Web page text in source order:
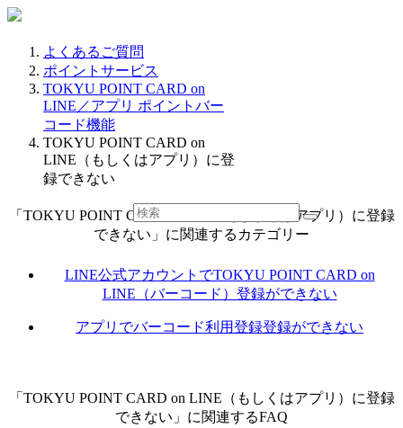
よくあるご質問
ポイントサービス
TOKYU POINT CARD on
LINE／アプリ ポイントバー
コード機能
TOKYU POINT CARD on
LINE（もしくはアプリ）に登
録できない
「TOKYU POINT CARD on LINE（もしくはアプリ）に登録
できない」に関連するカテゴリー
LINE公式アカウントでTOKYU POINT CARD on
LINE（バーコード）登録ができない
アプリでバーコード利用登録登録ができない
「TOKYU POINT CARD on LINE（もしくはアプリ）に登録
できない」に関連するFAQ